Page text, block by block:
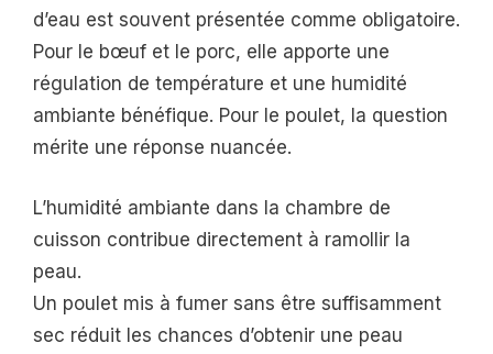
d’eau est souvent présentée comme obligatoire.
Pour le bœuf et le porc, elle apporte une
régulation de température et une humidité
ambiante bénéfique. Pour le poulet, la question
mérite une réponse nuancée.
L’humidité ambiante dans la chambre de
cuisson contribue directement à ramollir la
peau.
Un poulet mis à fumer sans être suffisamment
sec réduit les chances d’obtenir une peau